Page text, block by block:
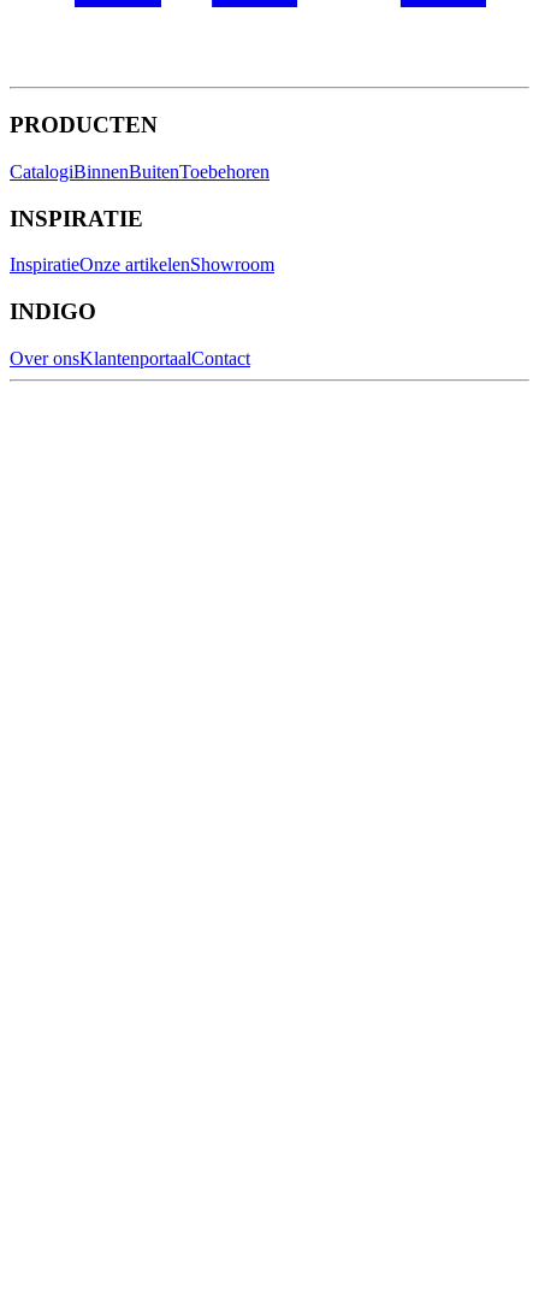
PRODUCTEN
CatalogiBinnenBuitenToebehoren
INSPIRATIE
InspiratieOnze artikelenShowroom
INDIGO
Over onsKlantenportaalContact